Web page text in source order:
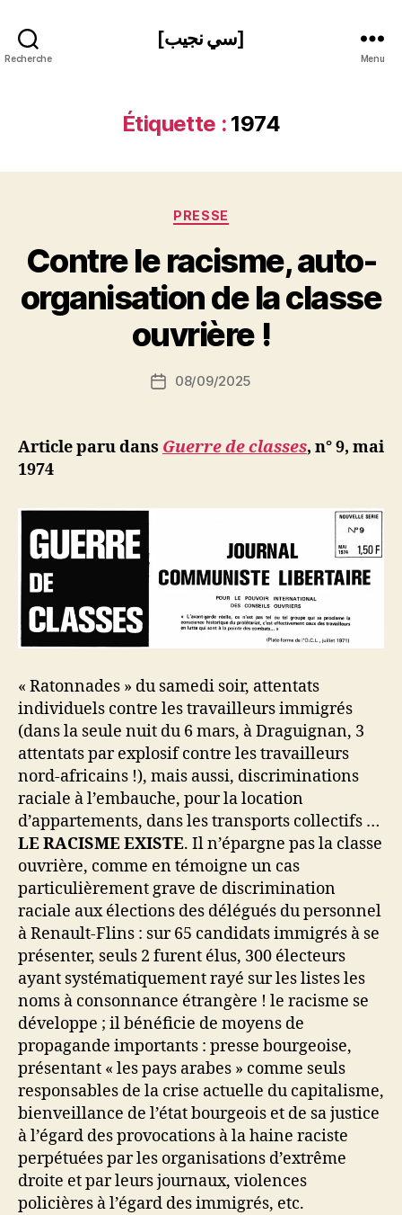
Recherche
[سي نجيب]
Menu
Étiquette : 1974
Catégories
PRESSE
Contre le racisme, auto-
organisation de la classe
ouvrière !
Auteur
de
a
S
N
ji
b
Date08/09/2025
Article paru dans Guerre de classes, n° 9, mai
1974
« Ratonnades » du samedi soir, attentats
individuels contre les travailleurs immigrés
(dans la seule nuit du 6 mars, à Draguignan, 3
attentats par explosif contre les travailleurs
nord-africains !), mais aussi, discriminations
raciale à l’embauche, pour la location
d’appartements, dans les transports collectifs …
LE RACISME EXISTE. Il n’épargne pas la classe
ouvrière, comme en témoigne un cas
particulièrement grave de discrimination
raciale aux élections des délégués du personnel
à Renault-Flins : sur 65 candidats immigrés à se
présenter, seuls 2 furent élus, 300 électeurs
ayant systématiquement rayé sur les listes les
noms à consonnance étrangère ! le racisme se
développe ; il bénéficie de moyens de
propagande importants : presse bourgeoise,
présentant « les pays arabes » comme seuls
responsables de la crise actuelle du capitalisme,
bienveillance de l’état bourgeois et de sa justice
à l’égard des provocations à la haine raciste
perpétuées par les organisations d’extrême
droite et par leurs journaux, violences
policières à l’égard des immigrés, etc.